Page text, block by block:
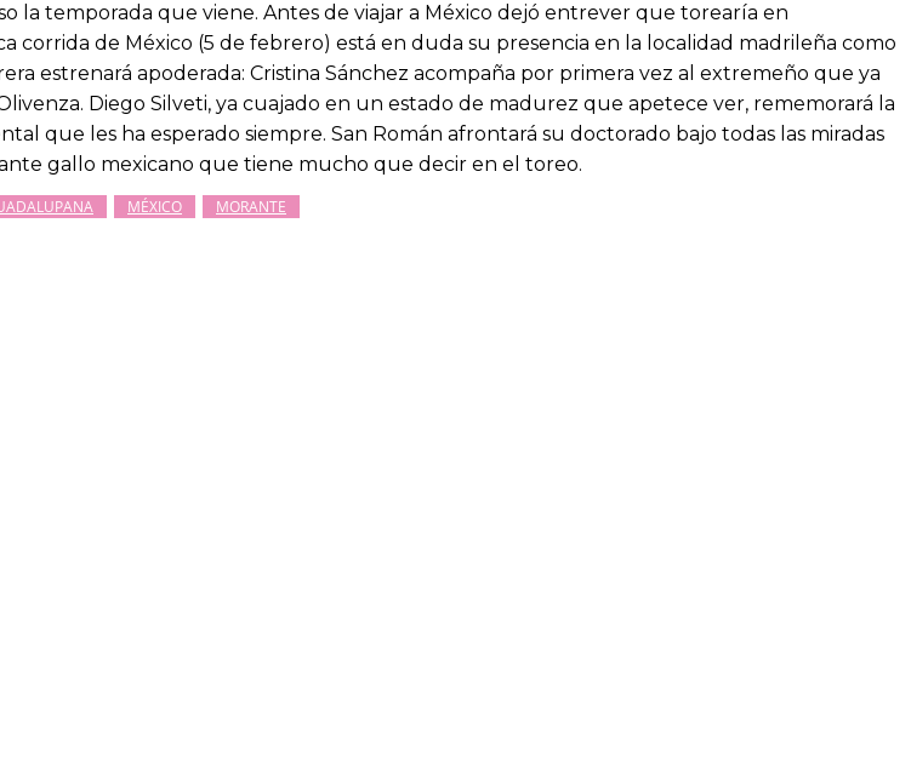
la temporada que viene. Antes de viajar a México dejó entrever que torearía en
corrida de México (5 de febrero) está en duda su presencia en la localidad madrileña como
estrenará apoderada: Cristina Sánchez acompaña por primera vez al extremeño que ya
Diego Silveti, ya cuajado en un estado de madurez que apetece ver, rememorará la
que les ha esperado siempre. San Román afrontará su doctorado bajo todas las miradas
gallo mexicano que tiene mucho que decir en el toreo.
MÉXICO MORANTE